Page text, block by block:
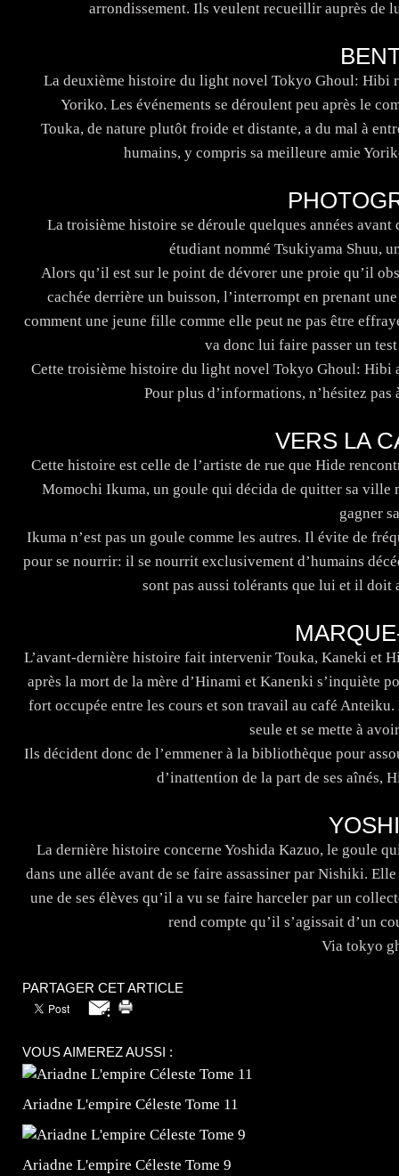
arrondissement. Ils veulent recueillir auprès
La deuxième histoire du light novel Tokyo Ghoul: Hibi
Yoriko. Les événements se déroulent peu après le
Touka, de nature plutôt froide et distante, a du mal à
humains, y compris sa meilleure amie
La troisième histoire se déroule quelques années
étudiant nommé Tsukiyama Shuu,
Alors qu’il est sur le point de dévorer une proie qu’il
cachée derrière un buisson, l’interrompt en prenant
comment une jeune fille comme elle peut ne pas être
va donc lui faire passer un
Cette troisième histoire du light novel Tokyo Ghoul: Hibi
Pour plus d’informations, n’hésitez
VERS LA
Cette histoire est celle de l’artiste de rue que Hide
Momochi Ikuma, un goule qui décida de quitter sa ville
gagner
Ikuma n’est pas un goule comme les autres. Il évite de
pour se nourrir: il se nourrit exclusivement d’humains
sont pas aussi tolérants que lui et il
L’avant-dernière histoire fait intervenir Touka, Kaneki et
après la mort de la mère d’Hinami et Kanenki s’inquiète
fort occupée entre les cours et son travail au café
seule et se mette à
Ils décident donc de l’emmener à la bibliothèque pour
d’inattention de la part de ses
La dernière histoire concerne Yoshida Kazuo, le goule
dans une allée avant de se faire assassiner par Nishiki.
une de ses élèves qu’il a vu se faire harceler par un
rend compte qu’il s’agissait d’un
Via tokyo
PARTAGER CET ARTICLE
VOUS AIMEREZ AUSSI :
Ariadne L'empire Céleste Tome 11
Ariadne L'empire Céleste Tome 9